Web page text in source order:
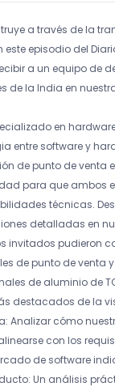
a través de la
episodio del
a un equipo de
de la India en
en
entre software y
de punto de venta
para que ambos
técnicas.
detalladas en
invitados pudieron
de punto de venta
de aluminio de
destacados de la
Analizar cómo
con los
de software
Un análisis